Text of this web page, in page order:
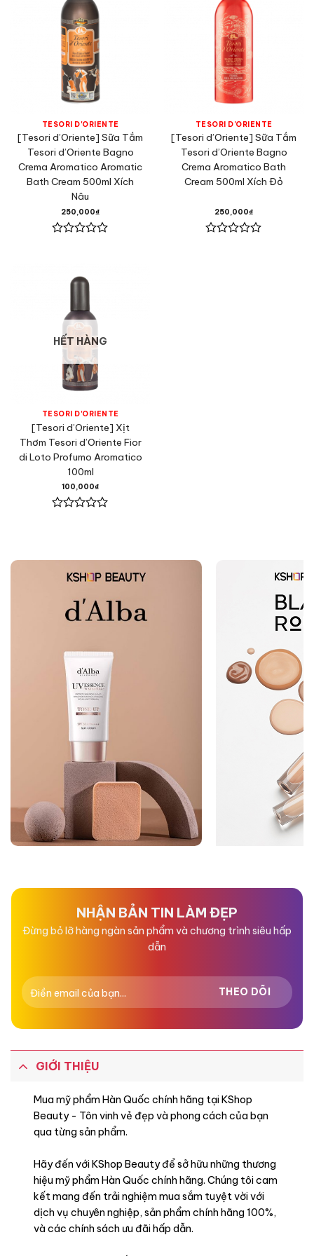
TESORI D'ORIENTE
[Tesori d’Oriente] Sữa Tắm
Tesori d’Oriente Bagno
Crema Aromatico Aromatic
Bath Cream 500ml Xích
Nâu
250,000₫
TESORI D'ORIENTE
[Tesori d’Oriente] Sữa Tắm
Tesori d’Oriente Bagno
Crema Aromatico Bath
Cream 500ml Xích Đỏ
250,000₫
HẾT HÀNG
TESORI D'ORIENTE
[Tesori d’Oriente] Xịt
Thơm Tesori d’Oriente Fior
di Loto Profumo Aromatico
100ml
100,000₫
5
sao
NHẬN BẢN TIN LÀM ĐẸP
Đừng bỏ lỡ hàng ngàn sản phẩm và chương trình siêu hấp
dẫn
GIỚI THIỆU
Mua mỹ phẩm Hàn Quốc chính hãng tại KShop
Beauty - Tôn vinh vẻ đẹp và phong cách của bạn
qua từng sản phẩm.
Hãy đến với KShop Beauty để sở hữu những thương
hiệu mỹ phẩm Hàn Quốc chính hãng. Chúng tôi cam
kết mang đến trải nghiệm mua sắm tuyệt vời với
dịch vụ chuyên nghiệp, sản phẩm chính hãng 100%,
và các chính sách ưu đãi hấp dẫn.